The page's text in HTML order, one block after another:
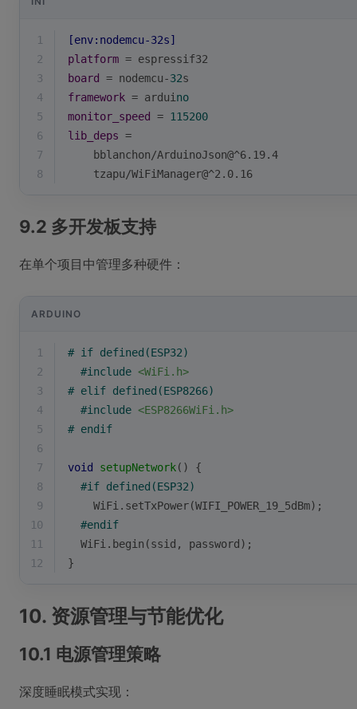
1
[env:nodemcu-32s]
2
platform = espressif32
3
board = nodemcu-32s
4
framework = ardui no
5
monitor_speed = 115200
6
lib_deps =
7
    bblanchon/ArduinoJson@^6.19.4
8
    tzapu/WiFiManager@^2.0.16
9.2 多开发板支持
在单个项目中管理多种硬件：
ARDUINO
1 # if defined(ESP32)
2
#include <WiFi.h>
3
# elif defined(ESP8266)
4
#include <ESP8266WiFi.h>
5
# endif
6
7
void setupNetwork()
{
8
#if defined(ESP32)
9
WiFi . setTxPower(WIFI_POWER_19_5dBm);
10
#endif
11
WiFi . begin (ssid, password);
12
}
10. 资源管理与节能优化
10.1 电源管理策略
深度睡眠模式实现：